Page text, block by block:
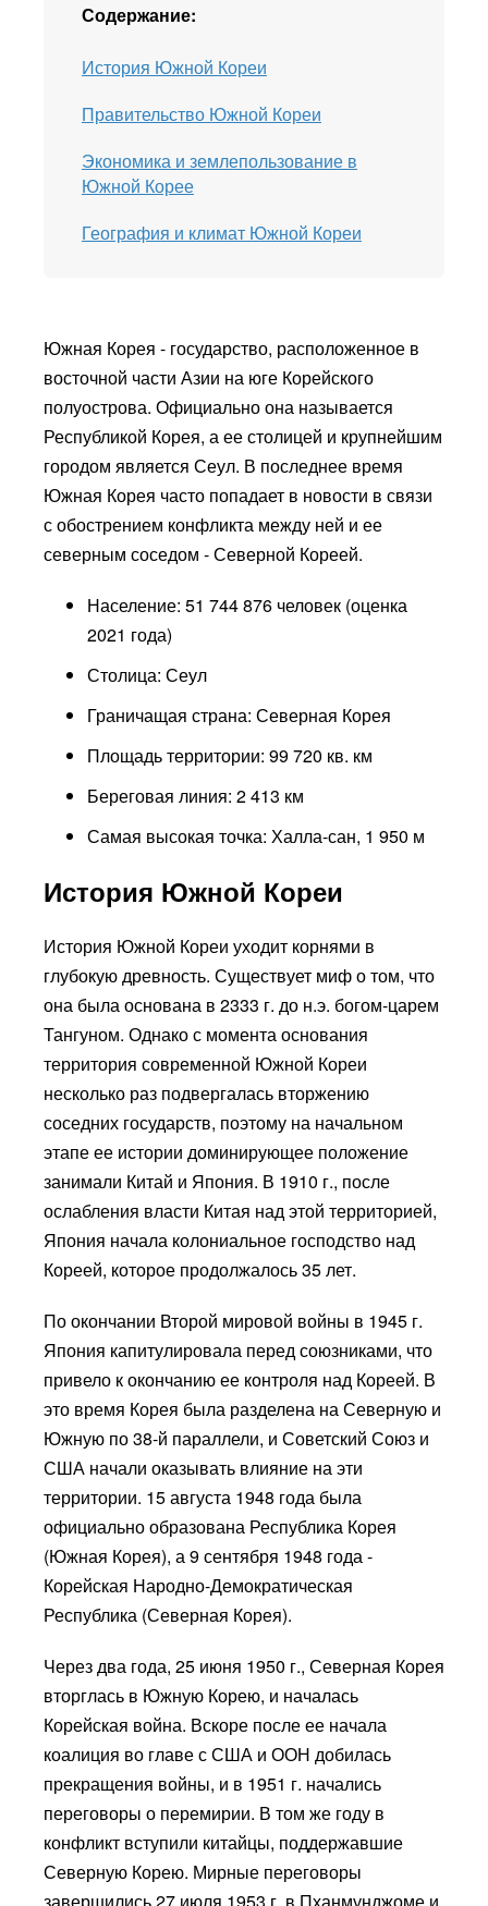
Содержание:
История Южной Кореи
Правительство Южной Кореи
Экономика и землепользование в
Южной Корее
География и климат Южной Кореи
Южная Корея - государство, расположенное в
восточной части Азии на юге Корейского
полуострова. Официально она называется
Республикой Корея, а ее столицей и крупнейшим
городом является Сеул. В последнее время
Южная Корея часто попадает в новости в связи
с обострением конфликта между ней и ее
северным соседом - Северной Кореей.
Население: 51 744 876 человек (оценка
2021 года)
Столица: Сеул
Граничащая страна: Северная Корея
Площадь территории: 99 720 кв. км
Береговая линия: 2 413 км
Самая высокая точка: Халла-сан, 1 950 м
История Южной Кореи
История Южной Кореи уходит корнями в
глубокую древность. Существует миф о том, что
она была основана в 2333 г. до н.э. богом-царем
Тангуном. Однако с момента основания
территория современной Южной Кореи
несколько раз подвергалась вторжению
соседних государств, поэтому на начальном
этапе ее истории доминирующее положение
занимали Китай и Япония. В 1910 г., после
ослабления власти Китая над этой территорией,
Япония начала колониальное господство над
Кореей, которое продолжалось 35 лет.
По окончании Второй мировой войны в 1945 г.
Япония капитулировала перед союзниками, что
привело к окончанию ее контроля над Кореей. В
это время Корея была разделена на Северную и
Южную по 38-й параллели, и Советский Союз и
США начали оказывать влияние на эти
территории. 15 августа 1948 года была
официально образована Республика Корея
(Южная Корея), а 9 сентября 1948 года -
Корейская Народно-Демократическая
Республика (Северная Корея).
Через два года, 25 июня 1950 г., Северная Корея
вторглась в Южную Корею, и началась
Корейская война. Вскоре после ее начала
коалиция во главе с США и ООН добилась
прекращения войны, и в 1951 г. начались
переговоры о перемирии. В том же году в
конфликт вступили китайцы, поддержавшие
Северную Корею. Мирные переговоры
завершились 27 июля 1953 г. в Пханмунджоме и